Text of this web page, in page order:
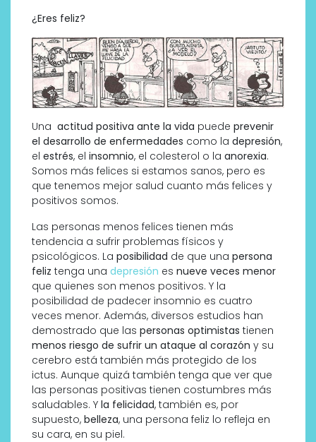
¿Eres feliz?
Una actitud positiva ante la vida puede prevenir
el desarrollo de enfermedades como la depresión,
el estrés, el insomnio, el colesterol o la anorexia.
Somos más felices si estamos sanos, pero es
que tenemos mejor salud cuanto más felices y
positivos somos.
Las personas menos felices tienen más
tendencia a sufrir problemas físicos y
psicológicos. La posibilidad de que una persona
feliz tenga una depresión es nueve veces menor
que quienes son menos positivos. Y la
posibilidad de padecer insomnio es cuatro
veces menor. Además, diversos estudios han
demostrado que las personas optimistas tienen
menos riesgo de sufrir un ataque al corazón y su
cerebro está también más protegido de los
ictus. Aunque quizá también tenga que ver que
las personas positivas tienen costumbres más
saludables. Y la felicidad, también es, por
supuesto, belleza, una persona feliz lo refleja en
su cara, en su piel.